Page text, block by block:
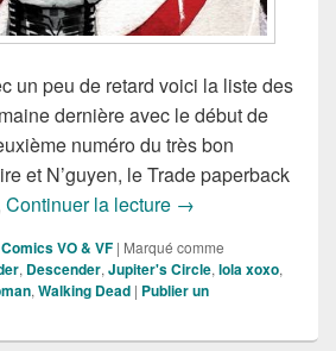
un peu de retard voici la liste des
dernière avec le début de
numéro du très bon
et N’guyen, le Trade paperback
Continuer la lecture Sortie des
→
VO & VF | Marqué comme
, Descender, Jupiter's Circle, lola xoxo,
, Walking Dead | Publier un